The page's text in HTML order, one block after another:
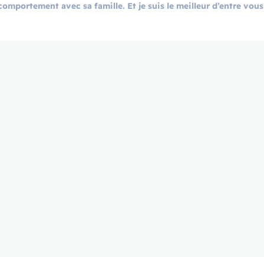
avec sa famille. Et je suis le meilleur d’entre vous